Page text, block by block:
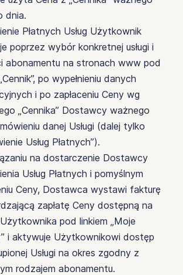
dnia.
Płatnych Usług Użytkownik
poprzez wybór konkretnej usługi i
abonamentu na stronach www pod
po wypełnieniu danych
i po zapłaceniu Ceny wg
„Cennika” Dostawcy ważnego
danej Usługi (dalej tylko
Usług Płatnych”).
na dostarczenie Dostawcy
Usług Płatnych i pomyślnym
Ceny, Dostawca wystawi fakturę
zapłatę Ceny dostępną na
pod linkiem „Moje
i aktywuje Użytkownikowi dostęp
Usługi na okres zgodny z
rodzajem abonamentu.